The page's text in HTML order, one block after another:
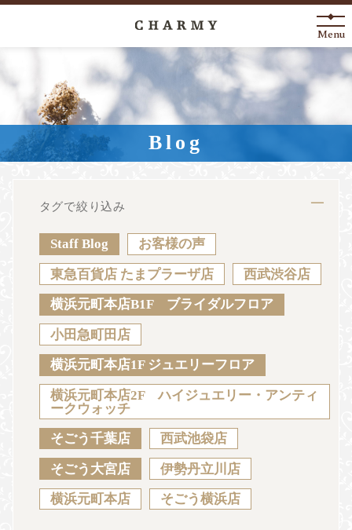
New Arrival
About
Engagement Ring
Anniversary
News Blog
Sustainability Voice Catalog
JA EN CH KO
Menu
Blog
タグで絞り込み
Staff Blog お客様の声
東急百貨店 たまプラーザ店 西武渋谷店
横浜元町本店B1F ブライダルフロア
小田急町田店
横浜元町本店1F ジュエリーフロア
横浜元町本店2F ハイジュエリー・アンティ
ークウォッチ
そごう千葉店 西武池袋店
そごう大宮店 伊勢丹立川店
横浜元町本店 そごう横浜店